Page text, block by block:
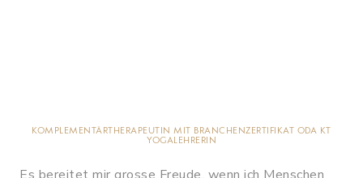
KOMPLEMENTÄRTHERAPEUTIN MIT BRANCHENZERTIFIKAT ODA KT
YOGALEHRERIN